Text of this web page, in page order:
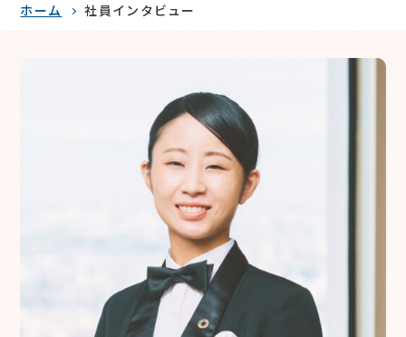
ホーム 社員インタビュー